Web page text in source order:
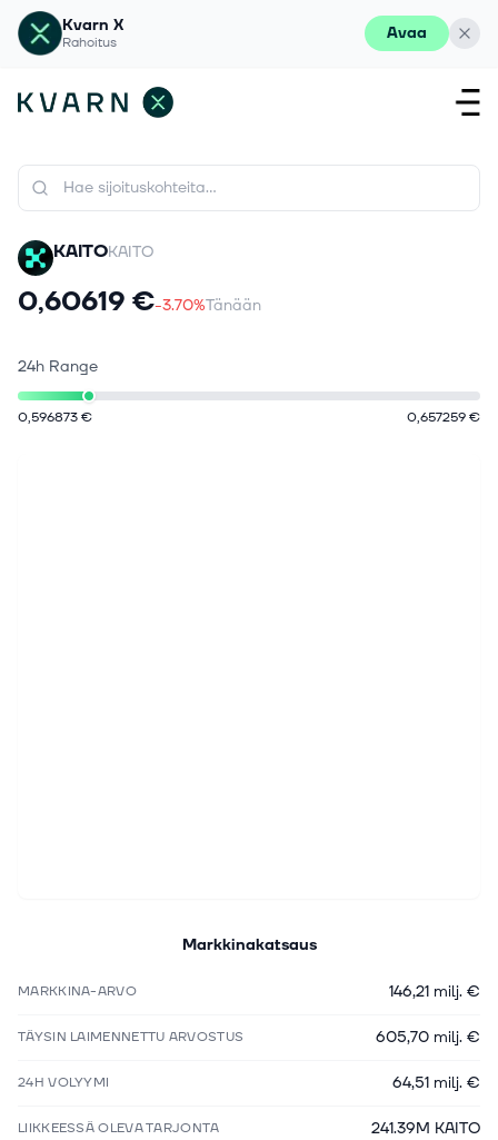
Kvarn X
Rahoitus Avaa
KAITOKAITO
0,60619 €-3.70%Tänään
24h Range
0,596873 € 0,657259 €
Markkinakatsaus
MARKKINA-ARVO 146,21 milj. €
TÄYSIN LAIMENNETTU ARVOSTUS 605,70 milj. €
24H VOLYYMI 64,51 milj. €
LIIKKEESSÄ OLEVA TARJONTA 241.39M KAITO